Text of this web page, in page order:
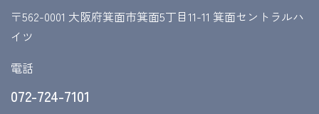
〒562-0001 大阪府箕面市箕面5丁目11-11 箕面セントラルハ
イツ
電話
072-724-7101